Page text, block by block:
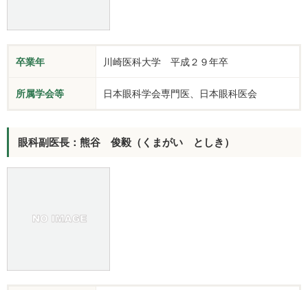
卒業年 川崎医科大学 平成２９年卒
所属学会等 日本眼科学会専門医、日本眼科医会
眼科副医長：熊谷 俊毅（くまがい としき）